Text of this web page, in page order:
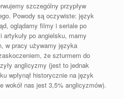
szczególny przypływ
Powody są oczywiste: język
oglądamy filmy i seriale po
po angielsku, mamy
w pracy używamy języka
że szturmem do
anglicyzmy (jest to jednak
wpłynął historycznie na język
wokół nas jest 3,5% anglicyzmów).